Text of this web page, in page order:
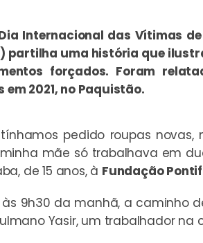
Internacional das Vítimas
partilha uma história que
forçados. Foram
2021, no Paquistão.
pedido roupas
mãe só trabalhava em
de 15 anos, à Fundação
às 9h30 da manhã, a caminho
Yasir, um trabalhador na